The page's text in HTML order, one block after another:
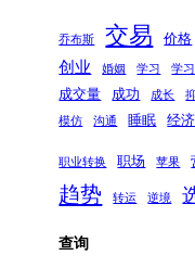
乔布斯 交易 价格
创业 婚姻 学习 学
成交量 成功 成长
模仿 沟通 睡眠 经济
职业转换 职场 苹果
趋势 转运 逆境
查询